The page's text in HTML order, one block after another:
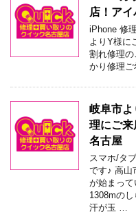
店！ア
iPhone 修
よりY様に
割れ修理
かり修理
岐阜市
理にご来
名古屋
スマホ/タ
です♪ 高山
が始まっ
1308mの
汗が玉 …